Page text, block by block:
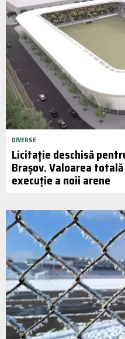
DIVERSE
Licitație deschisă
Brașov. Valoarea
execuție a noii arene